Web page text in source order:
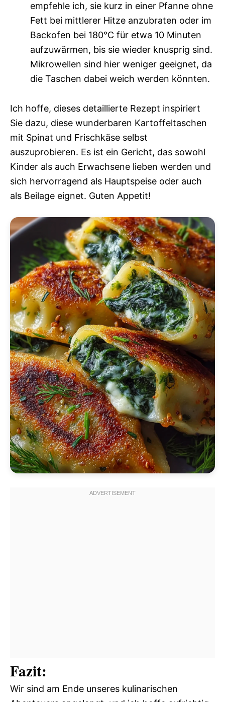
empfehle ich, sie kurz in einer Pfanne ohne
Fett bei mittlerer Hitze anzubraten oder im
Backofen bei 180°C für etwa 10 Minuten
aufzuwärmen, bis sie wieder knusprig sind.
Mikrowellen sind hier weniger geeignet, da
die Taschen dabei weich werden könnten.
Ich hoffe, dieses detaillierte Rezept inspiriert
Sie dazu, diese wunderbaren Kartoffeltaschen
mit Spinat und Frischkäse selbst
auszuprobieren. Es ist ein Gericht, das sowohl
Kinder als auch Erwachsene lieben werden und
sich hervorragend als Hauptspeise oder auch
als Beilage eignet. Guten Appetit!
Fazit:
Wir sind am Ende unseres kulinarischen